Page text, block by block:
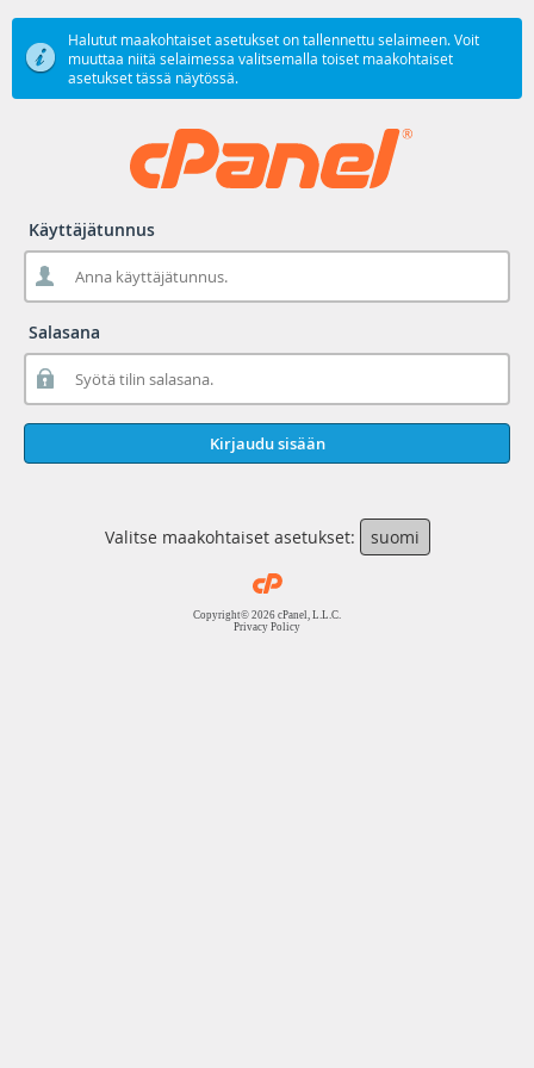
Halutut maakohtaiset asetukset on tallennettu selaimeen. Voit
muuttaa niitä selaimessa valitsemalla toiset maakohtaiset
asetukset tässä näytössä.
Käyttäjätunnus
Salasana
Kirjaudu sisään
Valitse maakohtaiset asetukset: suomi
Copyright© 2026 cPanel, L.L.C.
Privacy Policy